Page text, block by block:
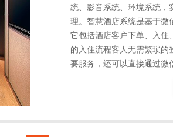
统、影音系统、环境系统，
理。智慧酒店系统是基于微
它包括酒店客户下单、入住
的入住流程客人无需繁琐
要服务，还可以直接通过微